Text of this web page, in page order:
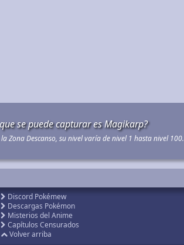
se puede capturar es Magikarp?
Zona Descanso, su nivel varía de nivel 1 hasta nivel 100.
Discord Pokémew
Descargas Pokémon
Misterios del Anime
Capítulos Censurados
Volver arriba